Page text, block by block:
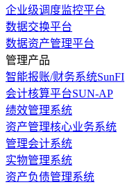
企业级调度监控平台
数据交换平台
数据资产管理平台
管理产品
智能报账/财务系统SunFI
会计核算平台SUN-AP
绩效管理系统
资产管理核心业务系统
管理会计系统
实物管理系统
资产负债管理系统